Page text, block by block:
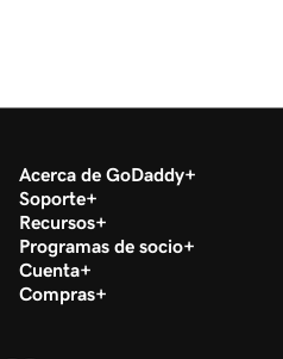
Acerca de GoDaddy
Soporte
Recursos
Programas de socio
Cuenta
Compras